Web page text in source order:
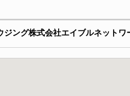
ジング株式会社エイブルネット